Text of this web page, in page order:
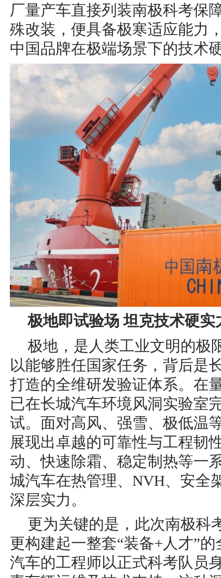
厂量产车直接列装南极科考保
殊改装，便具备极寒适应能力
中国品牌在极端场景下的技术
极地即试验场 坦克技术硬实
极地，是人类工业文明的极
以能够胜任国家任务，背后是
打造的全维研发验证体系。在
已在长城汽车环境风洞实验室
试。面对高风、强雪、极低温
展现出卓越的可靠性与工程韧
动、快速除霜、稳定制热等一
城汽车在热管理、NVH、安全
深层实力。
更为关键的是，此次南极科
更构建起一整套“装备+人才”
汽车的工程师以正式科考队员